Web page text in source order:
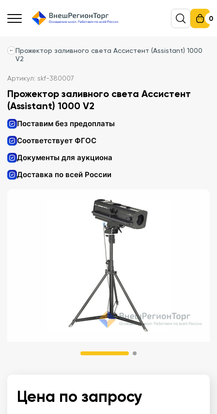
0
Прожектор заливного света Ассистент (Assistant) 1000
V2
Артикул: skf-380007
Прожектор заливного света Ассистент
(Assistant) 1000 V2
Поставим без предоплаты
Соответствует ФГОС
Документы для аукциона
Доставка по всей России
Цена по запросу